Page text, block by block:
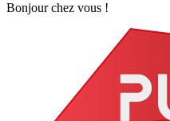
Bonjour chez vous !